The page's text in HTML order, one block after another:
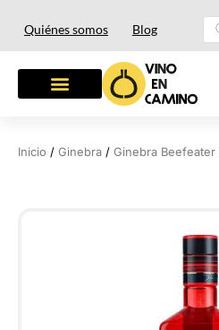
Quiénes somos Blog
Inicio / Ginebra / Ginebra Beefeater